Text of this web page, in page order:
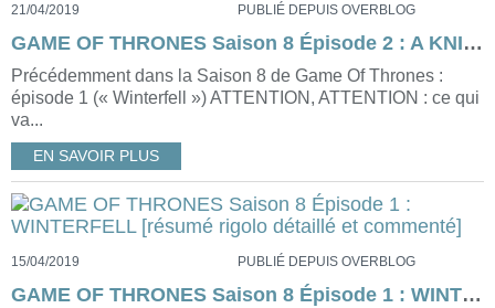
21/04/2019 PUBLIÉ DEPUIS OVERBLOG
GAME OF THRONES Saison 8 Épisode 2 : A KNIGHT OF THE SEVEN KINGDOMS [résumé rigolo détaillé et commenté]
Précédemment dans la Saison 8 de Game Of Thrones :
épisode 1 (« Winterfell ») ATTENTION, ATTENTION : ce qui
va...
EN SAVOIR PLUS
15/04/2019 PUBLIÉ DEPUIS OVERBLOG
GAME OF THRONES Saison 8 Épisode 1 : WINTERFELL [résumé rigolo détaillé et commenté]